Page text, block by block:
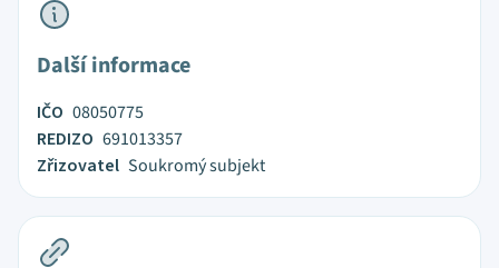
Další informace
IČO 08050775
REDIZO 691013357
Zřizovatel Soukromý subjekt